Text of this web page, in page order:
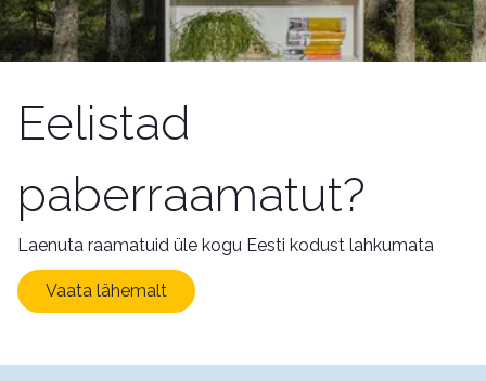
Eelistad
paberraamatut?
Laenuta raamatuid üle kogu Eesti kodust lahkumata
Vaata lähemalt